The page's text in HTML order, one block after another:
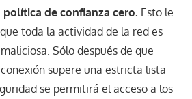
de confianza cero. Esto le
toda la actividad de la red es
Sólo después de que
supere una estricta lista
se permitirá el acceso a los